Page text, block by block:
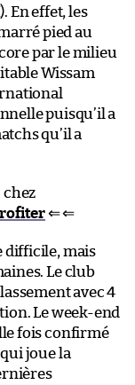
En effet, les
pied au
par le milieu
Wissam
puisqu’il a
qu’il a
chez
⇐ ⇐
difficile, mais
Le club
avec 4
Le week-end
fois confirmé
joue la